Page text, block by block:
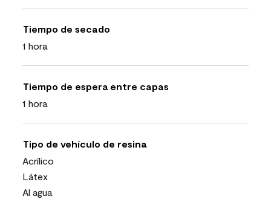
Tiempo de secado
1 hora
Tiempo de espera entre capas
1 hora
Tipo de vehículo de resina
Acrílico
Látex
Al agua